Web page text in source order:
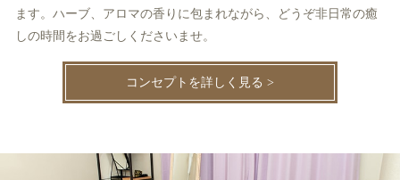
ます。ハーブ、アロマの香りに包まれながら、どうぞ非日常の癒
しの時間をお過ごしくださいませ。
コンセプトを詳しく見る >